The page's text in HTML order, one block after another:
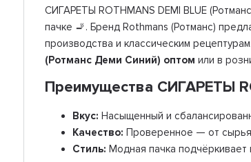
СИГАРЕТЫ ROTHMANS DEMI BLUE
пачке 🚬. Бренд Rothmans (Ротманс)
производства и классическим
(Ротманс Деми Синий) оптом или в
Преимущества СИГАРЕТЫ
Вкус: Насыщенный и
Качество: Проверенное — от сырья
Стиль: Модная пачка подчёркивает